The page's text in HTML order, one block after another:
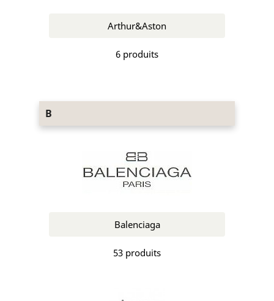
Arthur&Aston
6 produits
B
Balenciaga
53 produits